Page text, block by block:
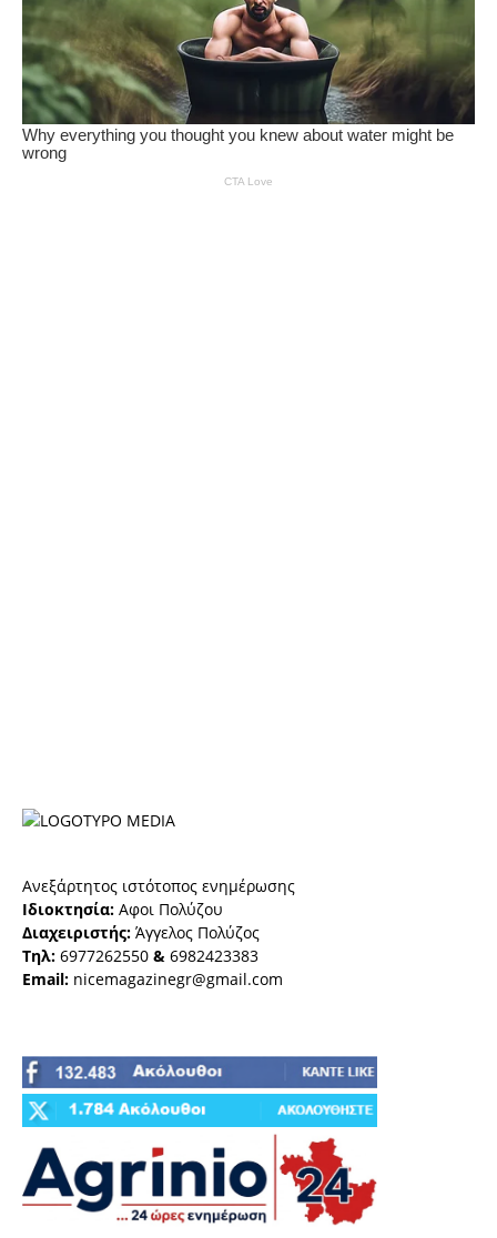
Ανεξάρτητος ιστότοπος ενημέρωσης
Ιδιοκτησία: Αφοι Πολύζου
Διαχειριστής: Άγγελος Πολύζος
Τηλ: 6977262550 & 6982423383
Email: nicemagazinegr@gmail.com